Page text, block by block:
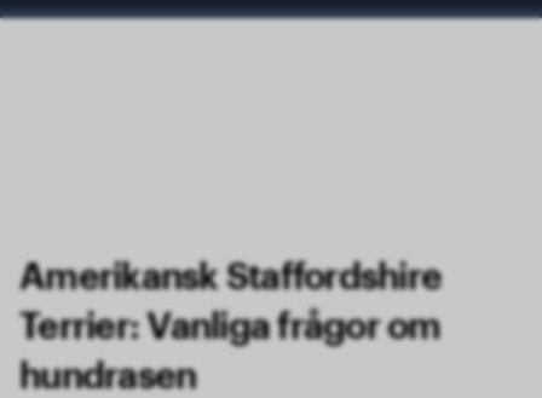
Amerikansk Staffordshire
Terrier: Vanliga frågor om
hundrasen